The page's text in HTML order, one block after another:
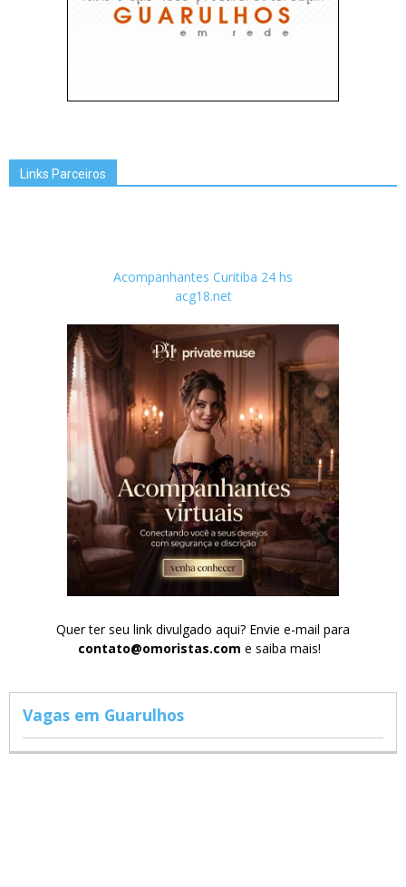
Links Parceiros
Acompanhantes Curitiba 24 hs
acg18.net
Quer ter seu link divulgado aqui? Envie e-mail para
contato@omoristas.com e saiba mais!
Vagas em Guarulhos